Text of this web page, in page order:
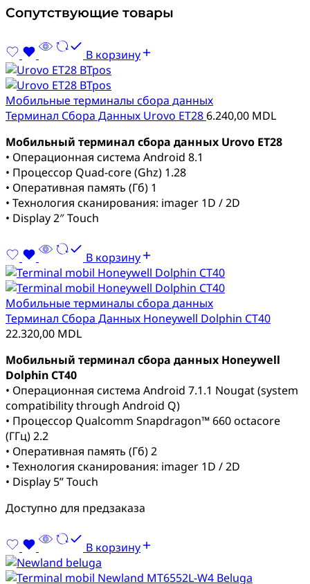
Сопутствующие товары
В корзину
Мобильные терминалы сбора данных
Терминал Сбора Данных Urovo ET286.240,00 MDL
Мобильный терминал сбора данных Urovo ET28
• Операционная система Android 8.1
• Процессор Quad-core (Ghz) 1.28
• Оперативная память (Гб) 1
• Технология сканирования: imager 1D / 2D
• Display 2″ Touch
В корзину
Мобильные терминалы сбора данных
Терминал Сбора Данных Honeywell Dolphin CT40
22.320,00 MDL
Мобильный терминал сбора данных Honeywell
Dolphin CT40
• Операционная система Android 7.1.1 Nougat (system
compatibility through Android Q)
• Процессор Qualcomm Snapdragon™ 660 octacore
(ГГц) 2.2
• Оперативная память (Гб) 2
• Технология сканирования: imager 1D / 2D
• Display 5” Touch
Доступно для предзаказа
В корзину